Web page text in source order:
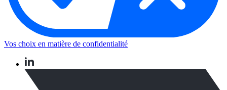
Vos choix en matière de confidentialité